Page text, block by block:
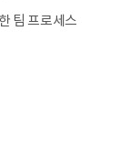
팀 프로세스